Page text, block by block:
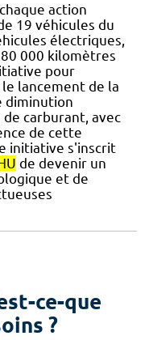
action
19 véhicules du
électriques,
000 kilomètres
pour
lancement de la
diminution
carburant, avec
de cette
initiative s'inscrit
de devenir un
et de
ce-que
?